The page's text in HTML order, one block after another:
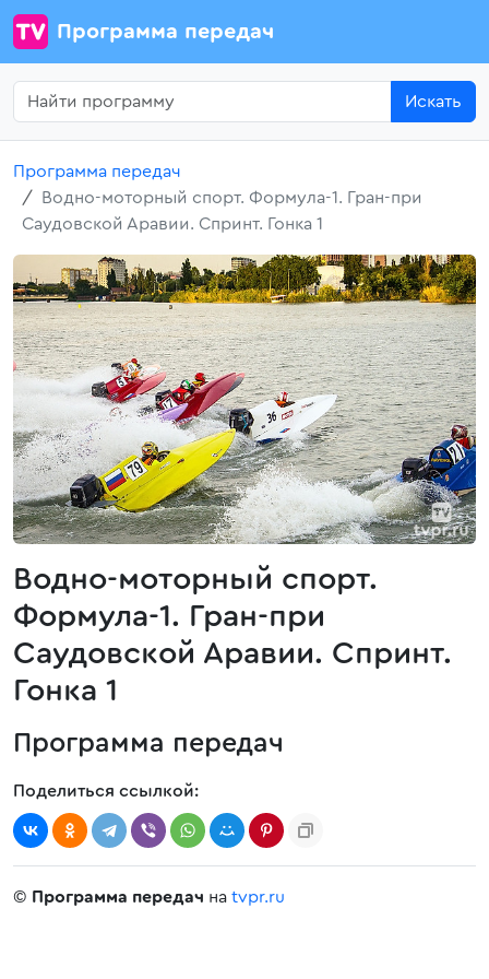
Программа передач
Искать
Программа передач
Водно-моторный спорт. Формула-1. Гран-при
Саудовской Аравии. Спринт. Гонка 1
Водно-моторный спорт.
Формула-1. Гран-при
Саудовской Аравии. Спринт.
Гонка 1
Программа передач
Поделиться ссылкой:
© Программа передач на tvpr.ru